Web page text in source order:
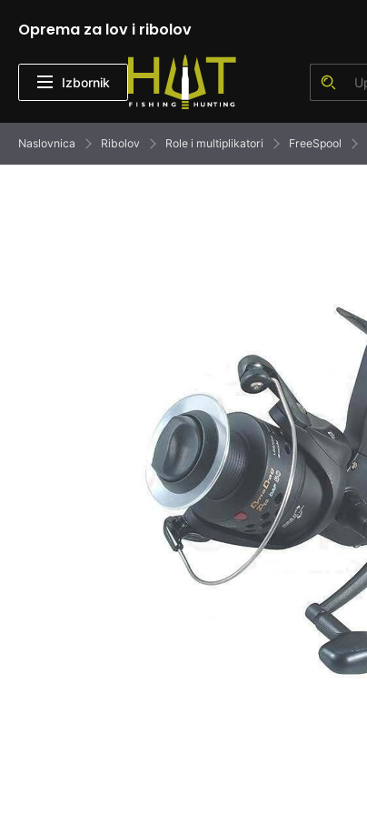
Oprema za lov i ribolov
Izbornik
Naslovnica Ribolov Role i multiplikatori FreeSpool